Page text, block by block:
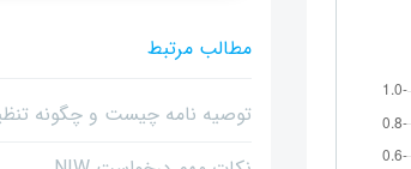
مطالب مرتبط
توصیه نامه چیست و چگونه